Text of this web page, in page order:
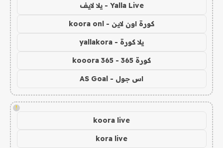
Yalla Live - يلا لايف
كورة اون لاين - koora onl
يلا كورة - yallakora
كورة 365 - kooora 365
اس جول - AS Goal
!
koora live
kora live